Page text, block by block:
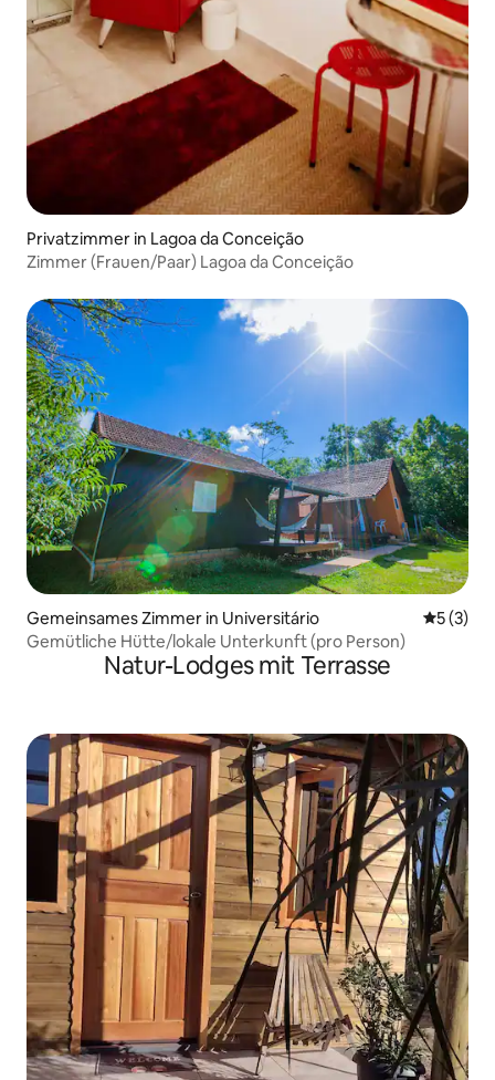
Privatzimmer in Lagoa da Conceição
Zimmer (Frauen/Paar) Lagoa da Conceição
Gemeinsames Zimmer in Universitário
5 (3)
Gemütliche Hütte/lokale Unterkunft (pro Person)
Natur-Lodges mit Terrasse